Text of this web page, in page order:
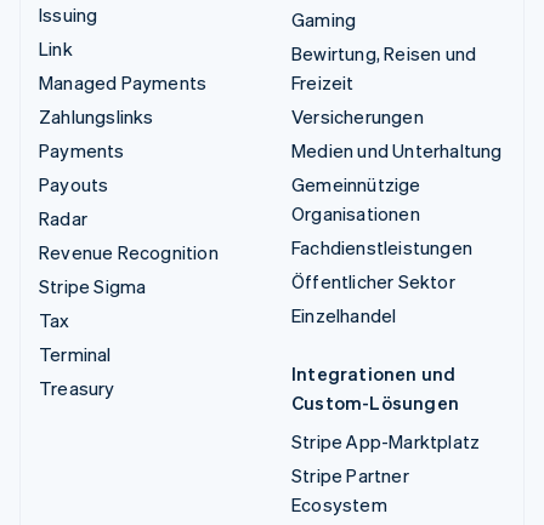
Issuing
Link
Managed Payments
Zahlungslinks
Payments
Payouts
Radar
Revenue Recognition
Stripe Sigma
Tax
Terminal
Treasury
Gaming
Bewirtung, Reisen und
Freizeit
Versicherungen
Medien und Unterhaltung
Gemeinnützige
Organisationen
Fachdienstleistungen
Öffentlicher Sektor
Einzelhandel
Integrationen und
Custom-Lösungen
Stripe App-Marktplatz
Stripe Partner
Ecosystem